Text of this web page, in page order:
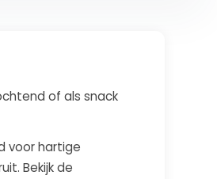
of als snack
voor hartige
Bekijk de